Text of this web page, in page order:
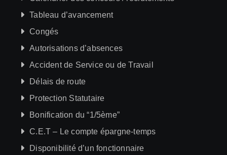
Tableau d’avancement
Congés
Autorisations d’absences
Accident de Service ou de Travail
Délais de route
Protection Statutaire
Bonification du “1/5ème”
C.E.T – Le compte épargne-temps
Disponibilité d’un fonctionnaire